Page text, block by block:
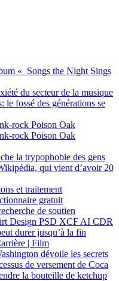
« Songs the Night Sings
du secteur de la musique
fossé des générations se
rock Poison Oak
rock Poison Oak
la trypophobie des gens
qui vient d’avoir 20
et traitement
gratuit
de soutien
Design PSD XCF AI CDR
durer jusqu’à la fin
| Film
dévoile les secrets
de versement de Coca
la bouteille de ketchup